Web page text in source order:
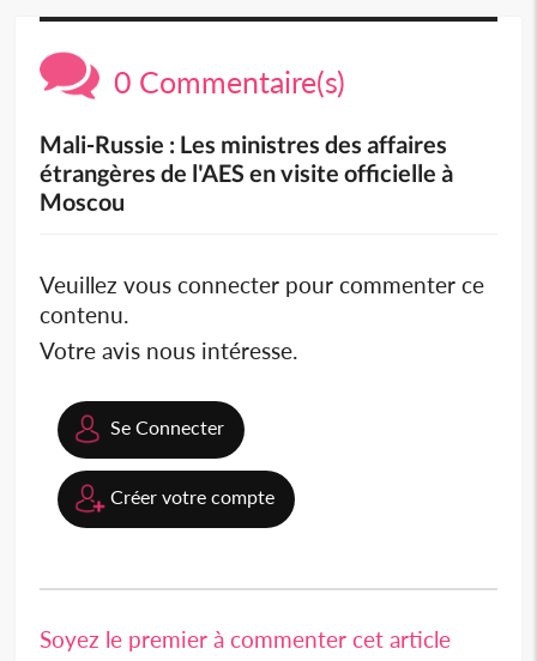
0 Commentaire(s)
Mali-Russie : Les ministres des affaires
étrangères de l'AES en visite officielle à
Moscou
Veuillez vous connecter pour commenter ce
contenu.
Votre avis nous intéresse.
Se Connecter
Créer votre compte
Soyez le premier à commenter cet article